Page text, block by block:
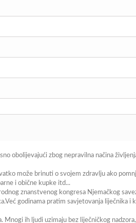
obolijevajući zbog nepravilna načina
može brinuti o svojem zdravlju ako
i obične kupke itd...
znanstvenog kongresa Njemačkog
godinama pratim savjetovanja liječnika
ih ljudi uzimaju bez liječničkog